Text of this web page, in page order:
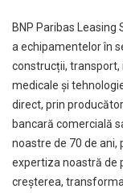
BNP Paribas
a echipamentelor în
construcții, transport,
medicale și
direct, prin
bancară comercială
noastre de 70 de ani,
expertiza noastră de
creșterea,